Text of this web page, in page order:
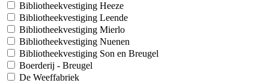
Bibliotheekvestiging Heeze
Bibliotheekvestiging Leende
Bibliotheekvestiging Mierlo
Bibliotheekvestiging Nuenen
Bibliotheekvestiging Son en Breugel
Boerderij - Breugel
De Weeffabriek